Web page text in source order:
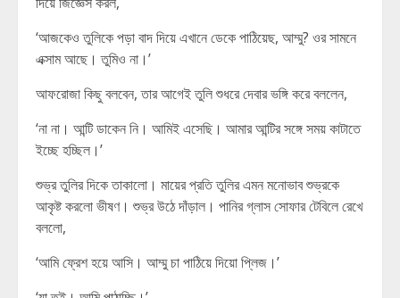
‘আজকেও তুলিকে পড়া বাদ দিয়ে এখানে ডেকে পাঠিয়েছ, আম্মু? ওর সামনে
এক্সাম আছে। তুমিও না।’
আফরোজা কিছু বলবেন, তার আগেই তুলি শুধরে দেবার ভঙ্গি করে বললেন,
‘না না। আন্টি ডাকেন নি। আমিই এসেছি। আমার আন্টির সঙ্গে সময় কাটাতে
ইচ্ছে হচ্ছিল।’
শুভ্র তুলির দিকে তাকালো। মায়ের প্রতি তুলির এমন মনোভাব শুভ্রকে
আকৃষ্ট করলো ভীষণ। শুভ্র উঠে দাঁড়াল। পানির গ্লাস সোফার টেবিলে রেখে
বললো,
‘আমি ফ্রেশ হয়ে আসি। আম্মু চা পাঠিয়ে দিয়ো প্লিজ।’